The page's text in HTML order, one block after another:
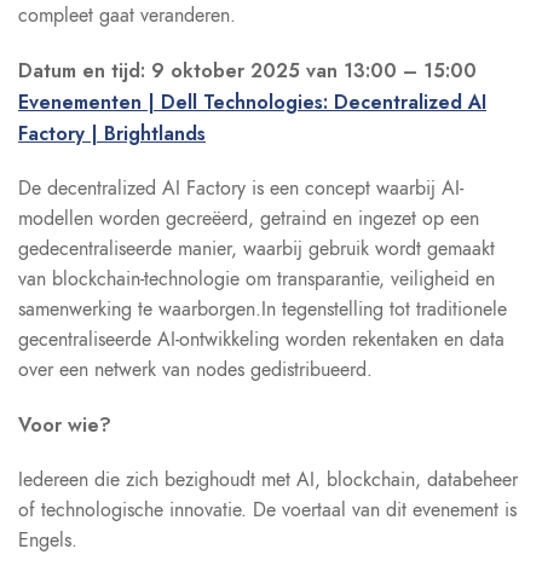
compleet gaat veranderen.
Datum en tijd: 9 oktober 2025 van 13:00 – 15:00
Evenementen | Dell Technologies: Decentralized AI
Factory | Brightlands
De decentralized AI Factory is een concept waarbij AI-
modellen worden gecreëerd, getraind en ingezet op een
gedecentraliseerde manier, waarbij gebruik wordt gemaakt
van blockchain-technologie om transparantie, veiligheid en
samenwerking te waarborgen.In tegenstelling tot traditionele
gecentraliseerde AI-ontwikkeling worden rekentaken en data
over een netwerk van nodes gedistribueerd.
Voor wie?
Iedereen die zich bezighoudt met AI, blockchain, databeheer
of technologische innovatie. De voertaal van dit evenement is
Engels.